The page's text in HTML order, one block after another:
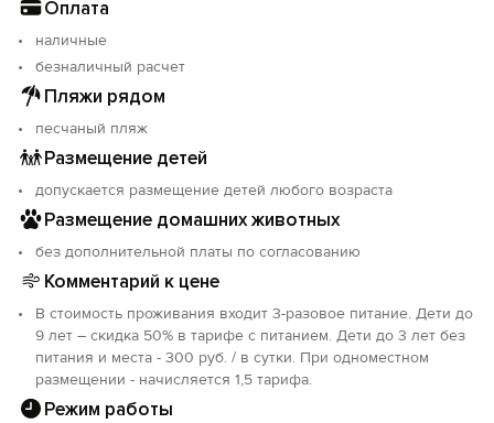
Оплата
наличные
безналичный расчет
Пляжи рядом
песчаный пляж
Размещение детей
допускается размещение детей любого возраста
Размещение домашних животных
без дополнительной платы по согласованию
Комментарий к цене
В стоимость проживания входит 3-разовое питание. Дети до
9 лет – скидка 50% в тарифе с питанием. Дети до 3 лет без
питания и места - 300 руб. / в сутки. При одноместном
размещении - начисляется 1,5 тарифа.
Режим работы